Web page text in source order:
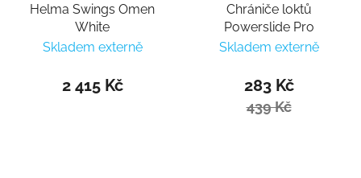
Helma Swings Omen
White
Skladem externě
2 415 Kč
Chrániče loktů
Powerslide Pro
Skladem externě
283 Kč
439 Kč